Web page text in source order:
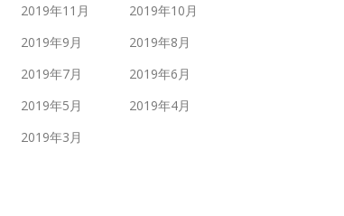
2019年11月
2019年10月
2019年9月
2019年8月
2019年7月
2019年6月
2019年5月
2019年4月
2019年3月